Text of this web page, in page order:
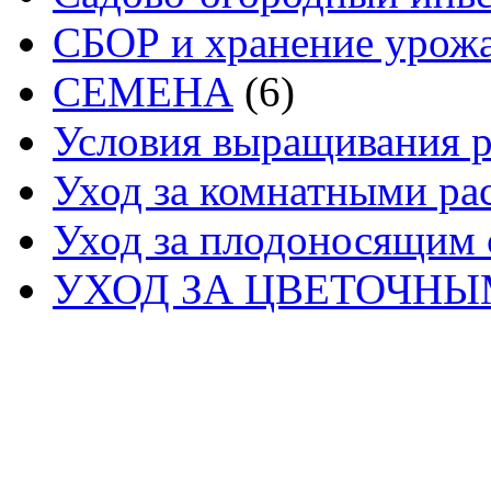
СБОР и хранение
СЕМЕНА (6)
Условия выращивания
Уход за комнатными
Уход за плодоносящим
УХОД ЗА